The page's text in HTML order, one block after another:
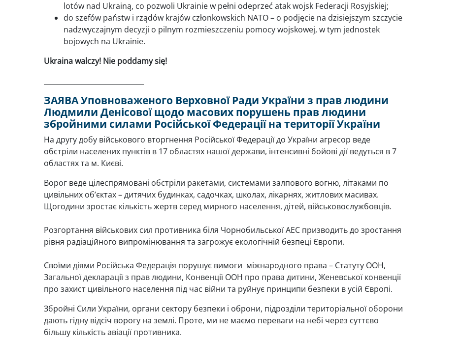
lotów nad Ukrainą, co pozwoli Ukrainie w pełni odeprzeć atak wojsk Federacji Rosyjskiej;
do szefów państw i rządów krajów członkowskich NATO – o podjęcie na dzisiejszym szczycie
nadzwyczajnym decyzji o pilnym rozmieszczeniu pomocy wojskowej, w tym jednostek
bojowych na Ukrainie.
Ukraina walczy! Nie poddamy się!
ЗАЯВА Уповноваженого Верховної Ради України з прав людини
Людмили Денісової щодо масових порушень прав людини
збройними силами Російської Федерації на території України
На другу добу військового вторгнення Російської Федерації до України агресор веде
обстріли населених пунктів в 17 областях нашої держави, інтенсивні бойові дії ведуться в 7
областях та м. Києві.
Ворог веде цілеспрямовані обстріли ракетами, системами залпового вогню, літаками по
цивільних об’єктах – дитячих будинках, садочках, школах, лікарнях, житлових масивах.
Щогодини зростає кількість жертв серед мирного населення, дітей, військовослужбовців.
Розгортання військових сил противника біля Чорнобильської АЕС призводить до зростання
рівня радіаційного випромінювання та загрожує екологічній безпеці Європи.
Своїми діями Російська Федерація порушує вимоги міжнародного права – Статуту ООН,
Загальної декларації з прав людини, Конвенції ООН про права дитини, Женевської конвенції
про захист цивільного населення під час війни та руйнує принципи безпеки в усій Європі.
Збройні Сили України, органи сектору безпеки і оброни, підрозділи територіальної оборони
дають гідну відсіч ворогу на землі. Проте, ми не маємо переваги на небі через суттєво
більшу кількість авіації противника.